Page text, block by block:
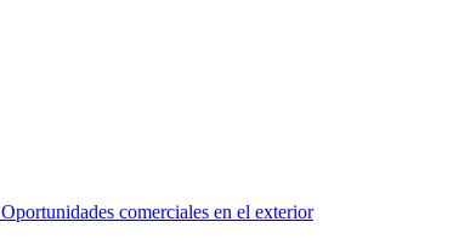
Oportunidades comerciales en el exterior